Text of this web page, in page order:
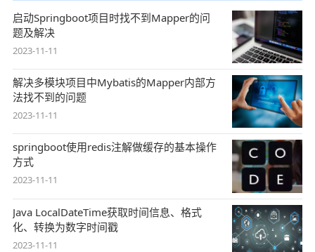
启动Springboot项目时找不到Mapper的问
题及解决
2023-11-11
解决多模块项目中Mybatis的Mapper内部方
法找不到的问题
2023-11-11
springboot使用redis注解做缓存的基本操作
方式
2023-11-11
Java LocalDateTime获取时间信息、格式
化、转换为数字时间戳
2023-11-11